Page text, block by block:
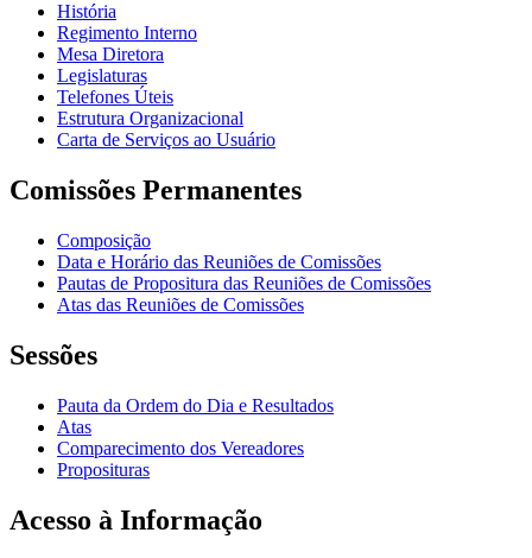
História
Regimento Interno
Mesa Diretora
Legislaturas
Telefones Úteis
Estrutura Organizacional
Carta de Serviços ao Usuário
Comissões Permanentes
Composição
Data e Horário das Reuniões de Comissões
Pautas de Propositura das Reuniões de Comissões
Atas das Reuniões de Comissões
Sessões
Pauta da Ordem do Dia e Resultados
Atas
Comparecimento dos Vereadores
Proposituras
Acesso à Informação